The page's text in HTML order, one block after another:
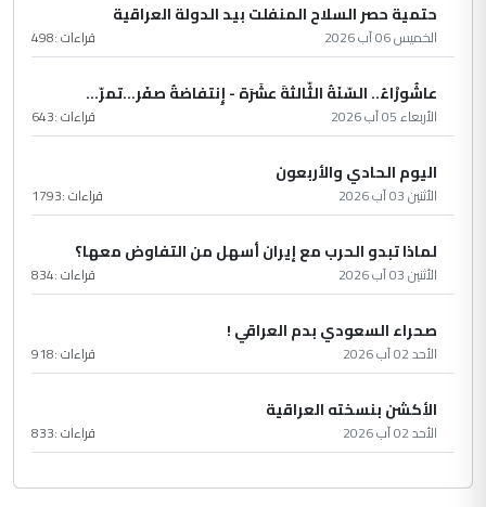
حتمية حصر السلاح المنفلت بيد الدولة العراقية
الخميس 06 آب 2026 قراءات :498
عاشُورْاءُ.. السّنَةُ الثّالثةَ عشَرَة - إِنتفاضةُ صفَر…تمرّ...
الأربعاء 05 آب 2026 قراءات :643
اليوم الحادي والأربعون
الأثنين 03 آب 2026 قراءات :1793
لماذا تبدو الحرب مع إيران أسهل من التفاوض معها؟
الأثنين 03 آب 2026 قراءات :834
صحراء السعودي بدم العراقي !
الأحد 02 آب 2026 قراءات :918
الأكشن بنسخته العراقية
الأحد 02 آب 2026 قراءات :833